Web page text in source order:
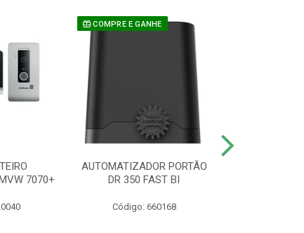
7070+
COMPRE E GANHE
AUTOMATIZADOR PORTÃO
DR 350 FAST BI
Código: 660168